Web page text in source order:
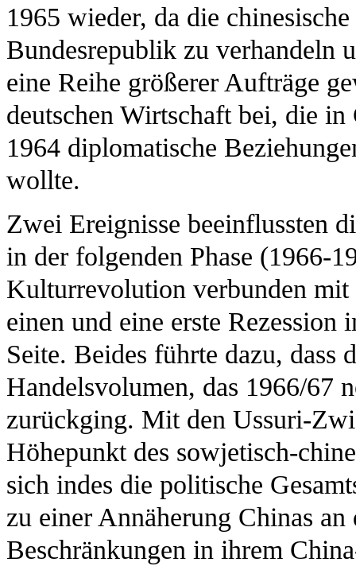
1965 wieder, da die
Bundesrepublik zu verhandeln
eine Reihe größerer Aufträge
deutschen Wirtschaft bei, die
1964 diplomatische
wollte.
Zwei Ereignisse beeinflussten
in der folgenden Phase (1966-
Kulturrevolution verbunden
einen und eine erste
Seite. Beides führte dazu, dass
Handelsvolumen, das 1966/67
zurückging. Mit den Ussuri-
Höhepunkt des sowjetisch-
sich indes die politische
zu einer Annäherung Chinas
Beschränkungen in ihrem